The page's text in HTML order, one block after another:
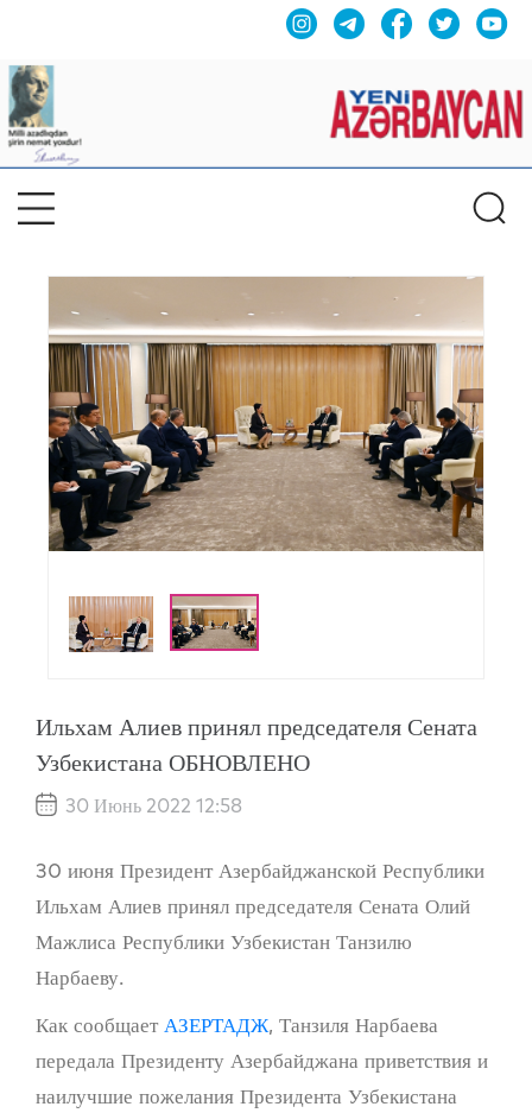
Previous
Ильхам Алиев принял председателя Сената
Узбекистана ОБНОВЛЕНО
30 Июнь 2022 12:58
30 июня Президент Азербайджанской Республики
Ильхам Алиев принял председателя Сената Олий
Мажлиса Республики Узбекистан Танзилю
Нарбаеву.
Как сообщаетАЗЕРТАДЖ, Танзиля Нарбаева
передала Президенту Азербайджана приветствия и
наилучшие пожелания Президента Узбекистана